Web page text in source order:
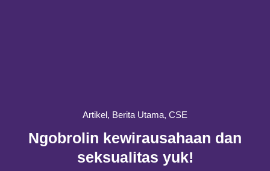
Artikel, Berita Utama, CSE
Ngobrolin kewirausahaan dan
seksualitas yuk!